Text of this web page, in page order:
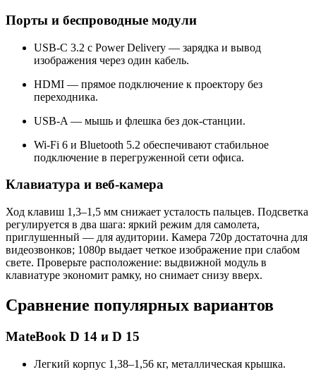
Порты и беспроводные модули
USB-C 3.2 с Power Delivery — зарядка и вывод
изображения через один кабель.
HDMI — прямое подключение к проектору без
переходника.
USB-A — мышь и флешка без док-станции.
Wi-Fi 6 и Bluetooth 5.2 обеспечивают стабильное
подключение в перегруженной сети офиса.
Клавиатура и веб-камера
Ход клавиш 1,3–1,5 мм снижает усталость пальцев. Подсветка
регулируется в два шага: яркий режим для самолета,
приглушенный — для аудитории. Камера 720p достаточна для
видеозвонков; 1080p выдает четкое изображение при слабом
свете. Проверьте расположение: выдвижной модуль в
клавиатуре экономит рамку, но снимает снизу вверх.
Сравнение популярных вариантов
MateBook D 14 и D 15
Легкий корпус 1,38–1,56 кг, металлическая крышка.